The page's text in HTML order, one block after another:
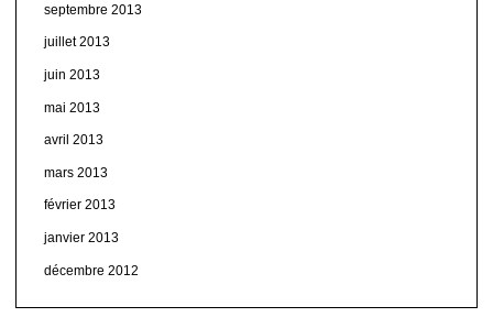
septembre 2013
juillet 2013
juin 2013
mai 2013
avril 2013
mars 2013
février 2013
janvier 2013
décembre 2012